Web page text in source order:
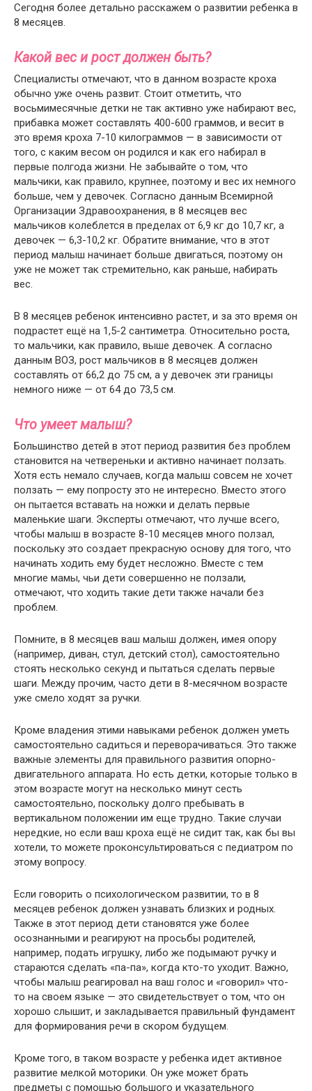
Сегодня более детально расскажем о развитии ребенка в
8 месяцев.
Какой вес и рост должен быть?
Специалисты отмечают, что в данном возрасте кроха
обычно уже очень развит. Стоит отметить, что
восьмимесячные детки не так активно уже набирают вес,
прибавка может составлять 400-600 граммов, и весит в
это время кроха 7-10 килограммов — в зависимости от
того, с каким весом он родился и как его набирал в
первые полгода жизни. Не забывайте о том, что
мальчики, как правило, крупнее, поэтому и вес их немного
больше, чем у девочек. Согласно данным Всемирной
Организации Здравоохранения, в 8 месяцев вес
мальчиков колеблется в пределах от 6,9 кг до 10,7 кг, а
девочек — 6,3-10,2 кг. Обратите внимание, что в этот
период малыш начинает больше двигаться, поэтому он
уже не может так стремительно, как раньше, набирать
вес.
В 8 месяцев ребенок интенсивно растет, и за это время он
подрастет ещё на 1,5-2 сантиметра. Относительно роста,
то мальчики, как правило, выше девочек. А согласно
данным ВОЗ, рост мальчиков в 8 месяцев должен
составлять от 66,2 до 75 см, а у девочек эти границы
немного ниже — от 64 до 73,5 см.
Что умеет малыш?
Большинство детей в этот период развития без проблем
становится на четвереньки и активно начинает ползать.
Хотя есть немало случаев, когда малыш совсем не хочет
ползать — ему попросту это не интересно. Вместо этого
он пытается вставать на ножки и делать первые
маленькие шаги. Эксперты отмечают, что лучше всего,
чтобы малыш в возрасте 8-10 месяцев много ползал,
поскольку это создает прекрасную основу для того, что
начинать ходить ему будет несложно. Вместе с тем
многие мамы, чьи дети совершенно не ползали,
отмечают, что ходить такие дети также начали без
проблем.
Помните, в 8 месяцев ваш малыш должен, имея опору
(например, диван, стул, детский стол), самостоятельно
стоять несколько секунд и пытаться сделать первые
шаги. Между прочим, часто дети в 8-месячном возрасте
уже смело ходят за ручки.
Кроме владения этими навыками ребенок должен уметь
самостоятельно садиться и переворачиваться. Это также
важные элементы для правильного развития опорно-
двигательного аппарата. Но есть детки, которые только в
этом возрасте могут на несколько минут сесть
самостоятельно, поскольку долго пребывать в
вертикальном положении им еще трудно. Такие случаи
нередкие, но если ваш кроха ещё не сидит так, как бы вы
хотели, то можете проконсультироваться с педиатром по
этому вопросу.
Если говорить о психологическом развитии, то в 8
месяцев ребенок должен узнавать близких и родных.
Также в этот период дети становятся уже более
осознанными и реагируют на просьбы родителей,
например, подать игрушку, либо же подымают ручку и
стараются сделать «па-па», когда кто-то уходит. Важно,
чтобы малыш реагировал на ваш голос и «говорил» что-
то на своем языке — это свидетельствует о том, что он
хорошо слышит, и закладывается правильный фундамент
для формирования речи в скором будущем.
Кроме того, в таком возрасте у ребенка идет активное
развитие мелкой моторики. Он уже может брать
предметы с помощью большого и указательного